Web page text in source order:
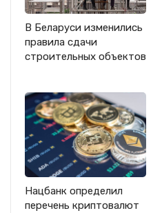
В Беларуси изменились
правила сдачи
строительных объектов
Нацбанк определил
перечень криптовалют